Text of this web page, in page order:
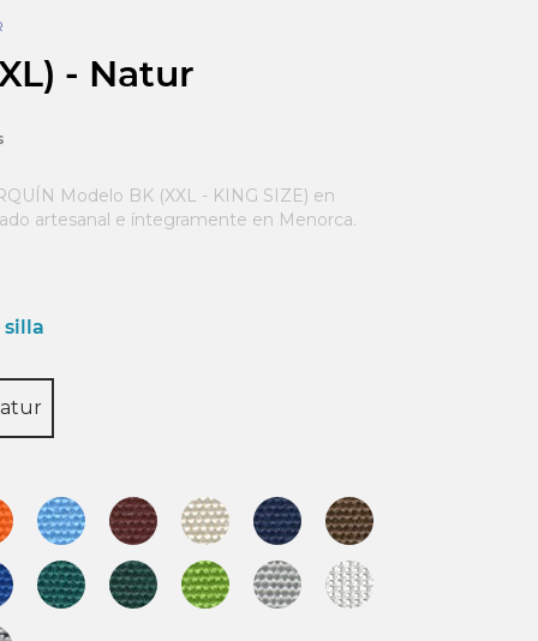
- Natur
Modelo BK (XXL - KING SIZE) en
artesanal e íntegramente en Menorca.
silla